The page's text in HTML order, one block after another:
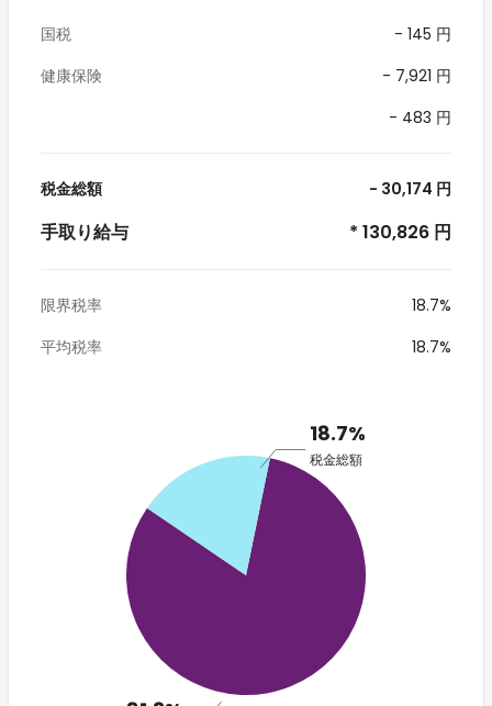
国税
- 145 円
健康保険
- 7,921 円
- 483 円
税金総額 - 30,174 円
手取り給与 * 130,826 円
限界税率
18.7%
平均税率
18.7%
18.7%
税金総額